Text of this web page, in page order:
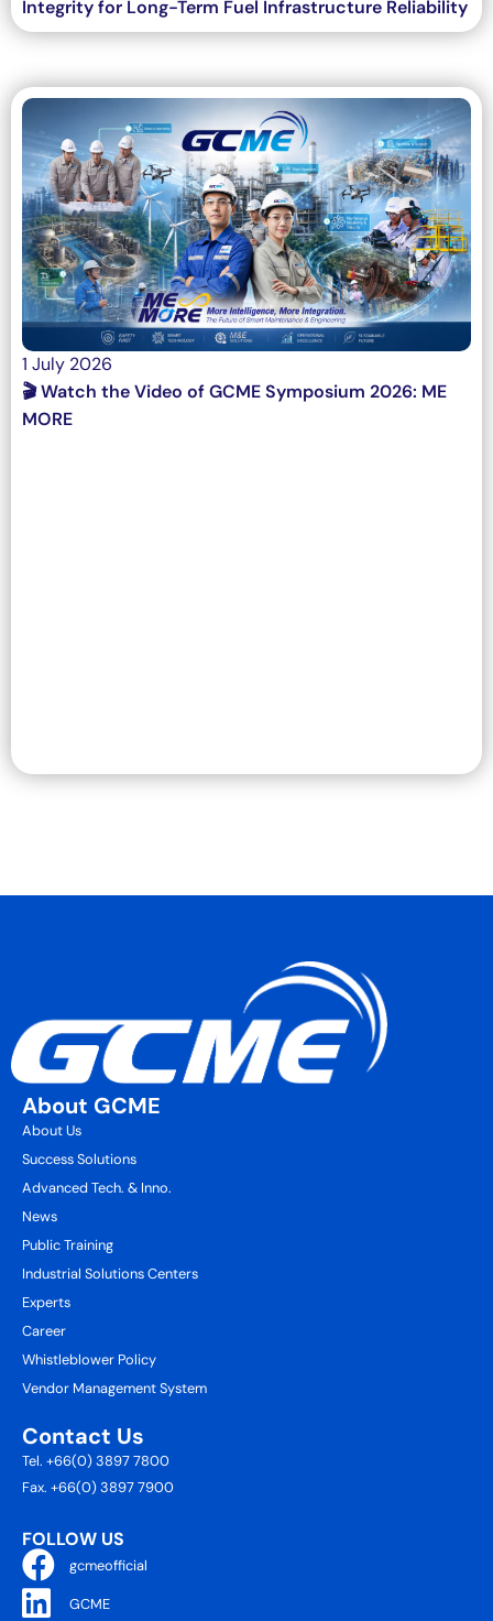
Integrity for Long-Term Fuel Infrastructure Reliability
1 July 2026
🎬 Watch the Video of GCME Symposium 2026: ME
MORE
About GCME
About Us
Success Solutions
Advanced Tech. & Inno.
News
Public Training
Industrial Solutions Centers
Experts
Career
Whistleblower Policy
Vendor Management System
Contact Us
Tel. +66(0) 3897 7800
Fax. +66(0) 3897 7900
FOLLOW US
gcmeofficial
GCME